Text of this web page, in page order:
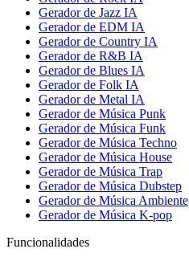
Gerador de Jazz IA
Gerador de EDM IA
Gerador de Country IA
Gerador de R&B IA
Gerador de Blues IA
Gerador de Folk IA
Gerador de Metal IA
Gerador de Música Punk
Gerador de Música Funk
Gerador de Música Techno
Gerador de Música House
Gerador de Música Trap
Gerador de Música Dubstep
Gerador de Música Ambiente
Gerador de Música K-pop
Funcionalidades